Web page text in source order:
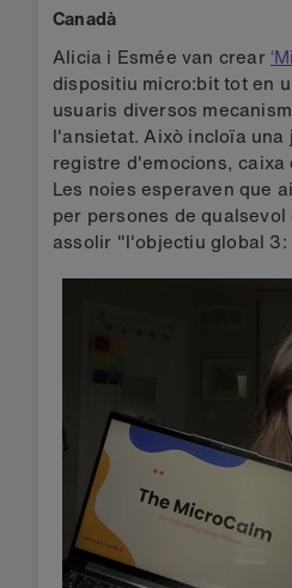
Canadà
Alicia i Esmée van crear
dispositiu micro:bit tot en
usuaris diversos
l'ansietat. Això incloïa una
registre d'emocions,
Les noies esperaven que
per persones de
assolir "l'objectiu global 3: